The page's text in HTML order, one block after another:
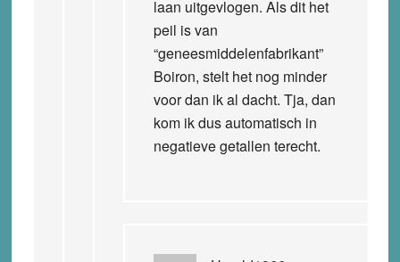
laan uitgevlogen. Als dit het
peil is van
“geneesmiddelenfabrikant”
Boiron, stelt het nog minder
voor dan ik al dacht. Tja, dan
kom ik dus automatisch in
negatieve getallen terecht.